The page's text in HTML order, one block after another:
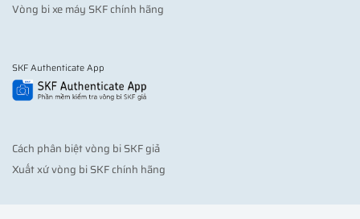
Vòng bi xe máy SKF chính hãng
SKF Authenticate App
Cách phân biệt vòng bi SKF giả
Xuất xứ vòng bi SKF chính hãng